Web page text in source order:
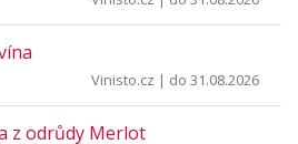
Vinisto.cz | do 31.08.2026
z odrůdy Merlot